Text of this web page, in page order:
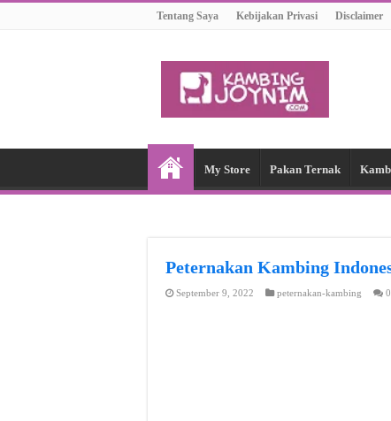
Tentang Saya Kebijakan Privasi Disclaimer
My Store Pakan Ternak
Peternakan Kambing
September 9, 2022 peternakan-kambing 0